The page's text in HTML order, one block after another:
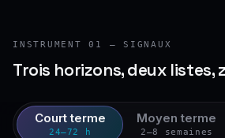
INSTRUMENT 01 — SIGNAUX
Trois horizons, deux listes,
Court terme
24–72 h
Moyen terme
2–8 semaines